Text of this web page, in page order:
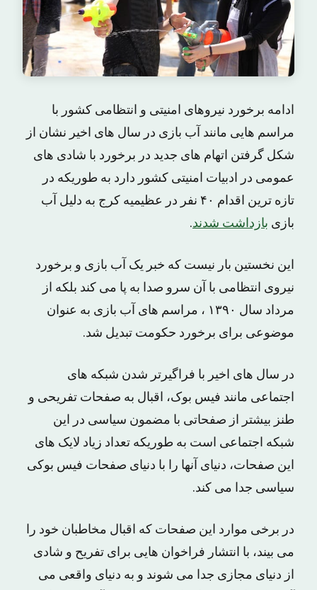
ادامه برخورد نیروهای امنیتی و انتظامی کشور با
مراسم هایی مانند آب بازی در سال های اخیر نشان از
شکل گرفتن اتهام های جدید در برخورد با شادی های
عمومی در ادبیات امنیتی کشور دارد به طوریکه در
تازه ترین اقدام ۴۰ نفر در عظیمیه کرج به دلیل آب
بازی بازداشت شدند.
این نخستین بار نیست که خبر یک آب بازی و برخورد
نیروی انتظامی با آن سرو صدا به پا می کند بلکه از
مرداد سال ۱۳۹۰ ، مراسم های آب بازی به عنوان
موضوعی برای برخورد حکومت تبدیل شد.
در سال های اخیر با فراگیرتر شدن شبکه های
اجتماعی مانند فیس بوک، اقبال به صفحات تفریحی و
طنز بیشتر از صفحاتی با مضمون سیاسی در این
شبکه اجتماعی است به طوریکه تعداد زیاد لایک های
این صفحات، دنیای آنها را با دنیای صفحات فیس بوکی
سیاسی جدا می کند.
در برخی موارد این صفحات که اقبال مخاطبان خود را
می بیند، با انتشار فراخوان هایی برای تفریح و شادی
از دنیای مجازی جدا می شوند و به دنیای واقعی می